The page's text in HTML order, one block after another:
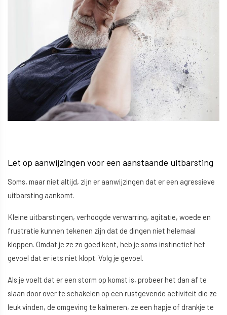
Let op aanwijzingen voor een aanstaande uitbarsting
Soms, maar niet altijd, zijn er aanwijzingen dat er een agressieve
uitbarsting aankomt.
Kleine uitbarstingen, verhoogde verwarring, agitatie, woede en
frustratie kunnen tekenen zijn dat de dingen niet helemaal
kloppen. Omdat je ze zo goed kent, heb je soms instinctief het
gevoel dat er iets niet klopt. Volg je gevoel.
Als je voelt dat er een storm op komst is, probeer het dan af te
slaan door over te schakelen op een rustgevende activiteit die ze
leuk vinden, de omgeving te kalmeren, ze een hapje of drankje te